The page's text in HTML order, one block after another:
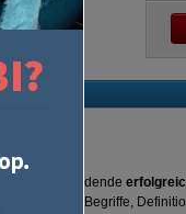
E-Mail an
Auszubildende
wichtige Begriffe,